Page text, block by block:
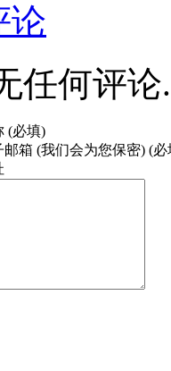
论
任何评论.
(必填)
邮箱 (我们会为您保密) (必